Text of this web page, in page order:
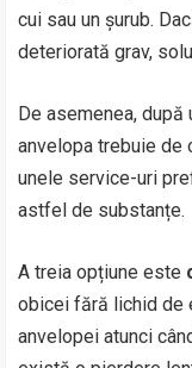
cui sau un șurub.
deteriorată grav,
De asemenea,
anvelopa trebuie de
unele service-uri
astfel de substanțe.
A treia opțiune este
obicei fără lichid de
anvelopei atunci